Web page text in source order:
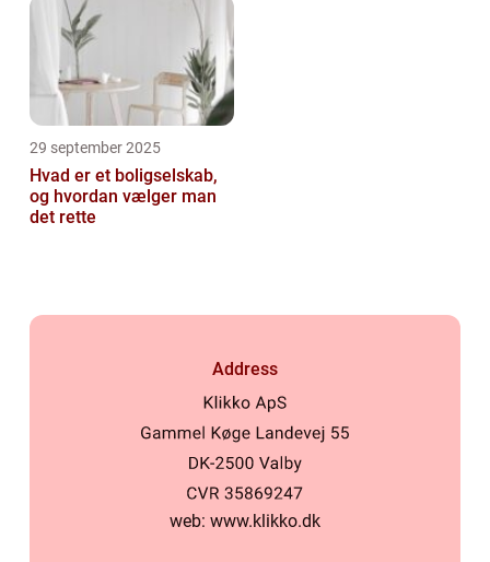
29 september 2025
Hvad er et boligselskab,
og hvordan vælger man
det rette
Address
web: www.klikko.dk